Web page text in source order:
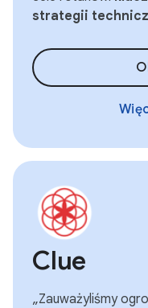
strategii
Clue
„Zauważyliśmy